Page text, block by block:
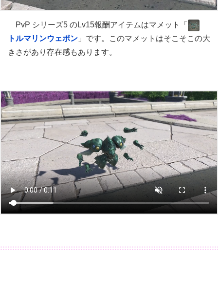
PvP シリーズ5 のLv15報酬アイテムはマメット「
トルマリンウェポン 」です。このマメットはそこそこの大
きさがあり存在感もあります。